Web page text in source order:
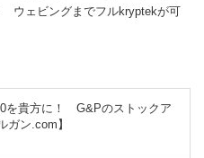
ウェビングまでフルkryptekが可
を貴方に！ G&Pのストックア
ガン.com】